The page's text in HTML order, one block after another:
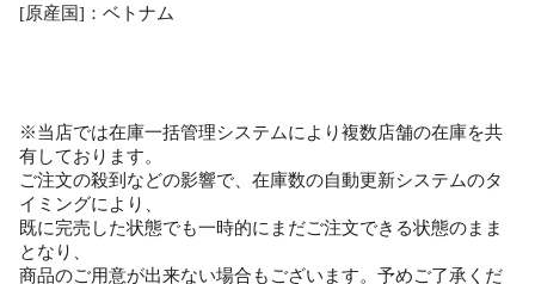
[原産国]：ベトナム
※当店では在庫一括管理システムにより複数店舗の在庫を共
有しております。
ご注文の殺到などの影響で、在庫数の自動更新システムのタ
イミングにより、
既に完売した状態でも一時的にまだご注文できる状態のまま
となり、
商品のご用意が出来ない場合もございます。予めご了承くだ